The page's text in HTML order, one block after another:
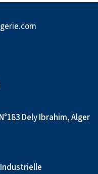
Dely Ibrahim, Alger